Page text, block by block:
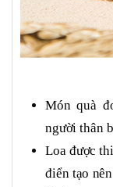
Món quà
người thân
Loa được
điển tạo